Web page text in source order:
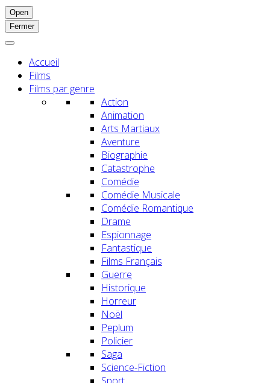
Open
Fermer
Accueil
Films
Films par genre
Action
Animation
Arts Martiaux
Aventure
Biographie
Catastrophe
Comédie
Comédie Musicale
Comédie Romantique
Drame
Espionnage
Fantastique
Films Français
Guerre
Historique
Horreur
Noël
Peplum
Policier
Saga
Science-Fiction